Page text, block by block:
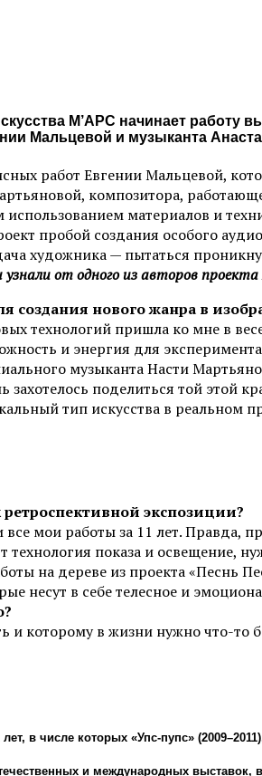
М’АРС начинает
Мальцевой и музыканта
работ Евгении Мальцевой,
композитора,
материалов и
пробой создания особого
художника — пытаться
от одного из авторов
создания нового жанра в
технологий пришла ко мне в
и энергия для
музыканта Насти
поделиться той этой
тип искусства в
экспозиции?
мои работы за 11 лет.
технология показа и
на дереве из проекта
несут в себе телесное и
и которому в жизни нужно что-
в числе которых «Упс-пупс»
и международных выставок, в